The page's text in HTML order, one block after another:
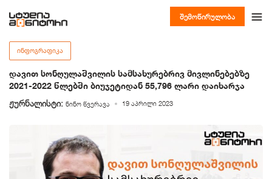
შემოწირულობა
ᲘᲜᲤᲝᲒᲠᲐᲤᲘᲙᲐ
დავით სონღულაშვილის სამსახურებრივ მივლინებებზე
2021-2022 წლებში ბიუჯეტიდან 55,796 ლარი დაიხარჯა
ჟურნალისტი: ნინო წვერავა 19 აპრილი 2023